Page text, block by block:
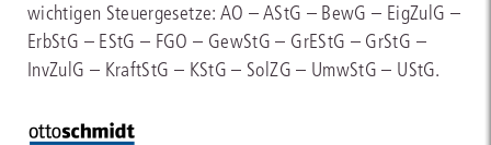
wichtigen Steuergesetze: AO – AStG – BewG – EigZulG –
ErbStG – EStG – FGO – GewStG – GrEStG – GrStG –
InvZulG – KraftStG – KStG – SolZG – UmwStG – UStG.